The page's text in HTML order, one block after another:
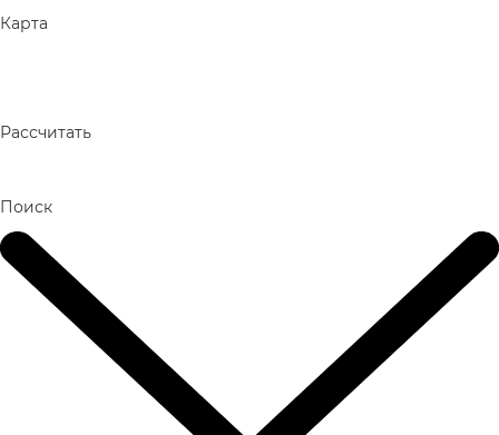
Карта
Рассчитать
Поиск